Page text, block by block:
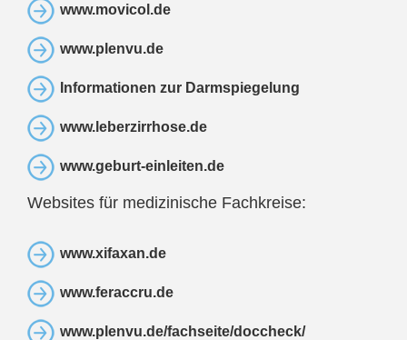
www.movicol.de
www.plenvu.de
Informationen zur Darmspiegelung
www.leberzirrhose.de
www.geburt-einleiten.de
Websites für medizinische Fachkreise:
www.xifaxan.de
www.feraccru.de
www.plenvu.de/fachseite/doccheck/